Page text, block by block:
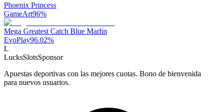
Phoenix Princess
GameArt96%
Mega Greatest Catch Blue Marlin
EvoPlay96.02%
L
LucksSlotsSponsor
Apuestas deportivas con las mejores cuotas. Bono de bienvenida
para nuevos usuarios.